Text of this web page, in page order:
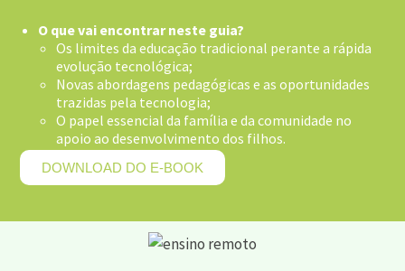
O que vai encontrar neste guia?
Os limites da educação tradicional perante a rápida
evolução tecnológica;
Novas abordagens pedagógicas e as oportunidades
trazidas pela tecnologia;
O papel essencial da família e da comunidade no
apoio ao desenvolvimento dos filhos.
DOWNLOAD DO E-BOOK